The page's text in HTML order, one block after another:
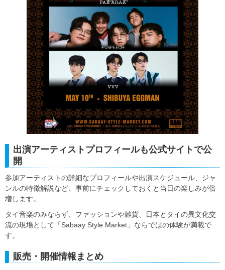
出演アーティストプロフィールも公式サイトで公
開
参加アーティストの詳細なプロフィールや出演スケジュール、ジャ
ンルの特徴解説など、事前にチェックしておくと当日の楽しみが倍
増します。
タイ音楽のみならず、ファッションや雑貨、日本とタイの異文化交
流の現場として「Sabaay Style Market」ならではの体験が満載で
す。
販売・開催情報まとめ